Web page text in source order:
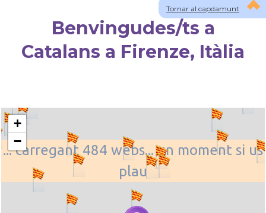
Tornar al capdamunt
Benvingudes/ts a
Catalans a Firenze, Itàlia
... carregant 484 webs... un moment si us
plau
+
−